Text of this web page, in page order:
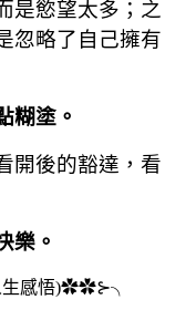
是慾望太多；之
忽略了自己擁有
糊塗。
開後的豁達，看
樂。